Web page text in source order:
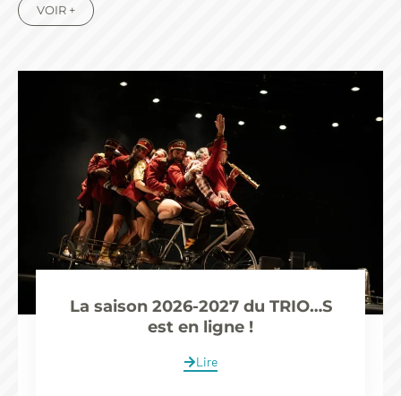
VOIR +
La saison 2026-2027 du TRIO…S
est en ligne !
Lire